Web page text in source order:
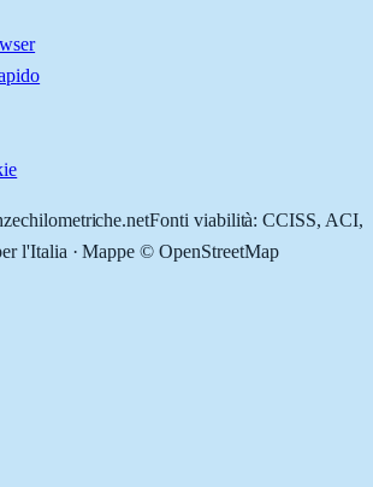
Fonti viabilità: CCISS, ACI,
l'Italia · Mappe © OpenStreetMap